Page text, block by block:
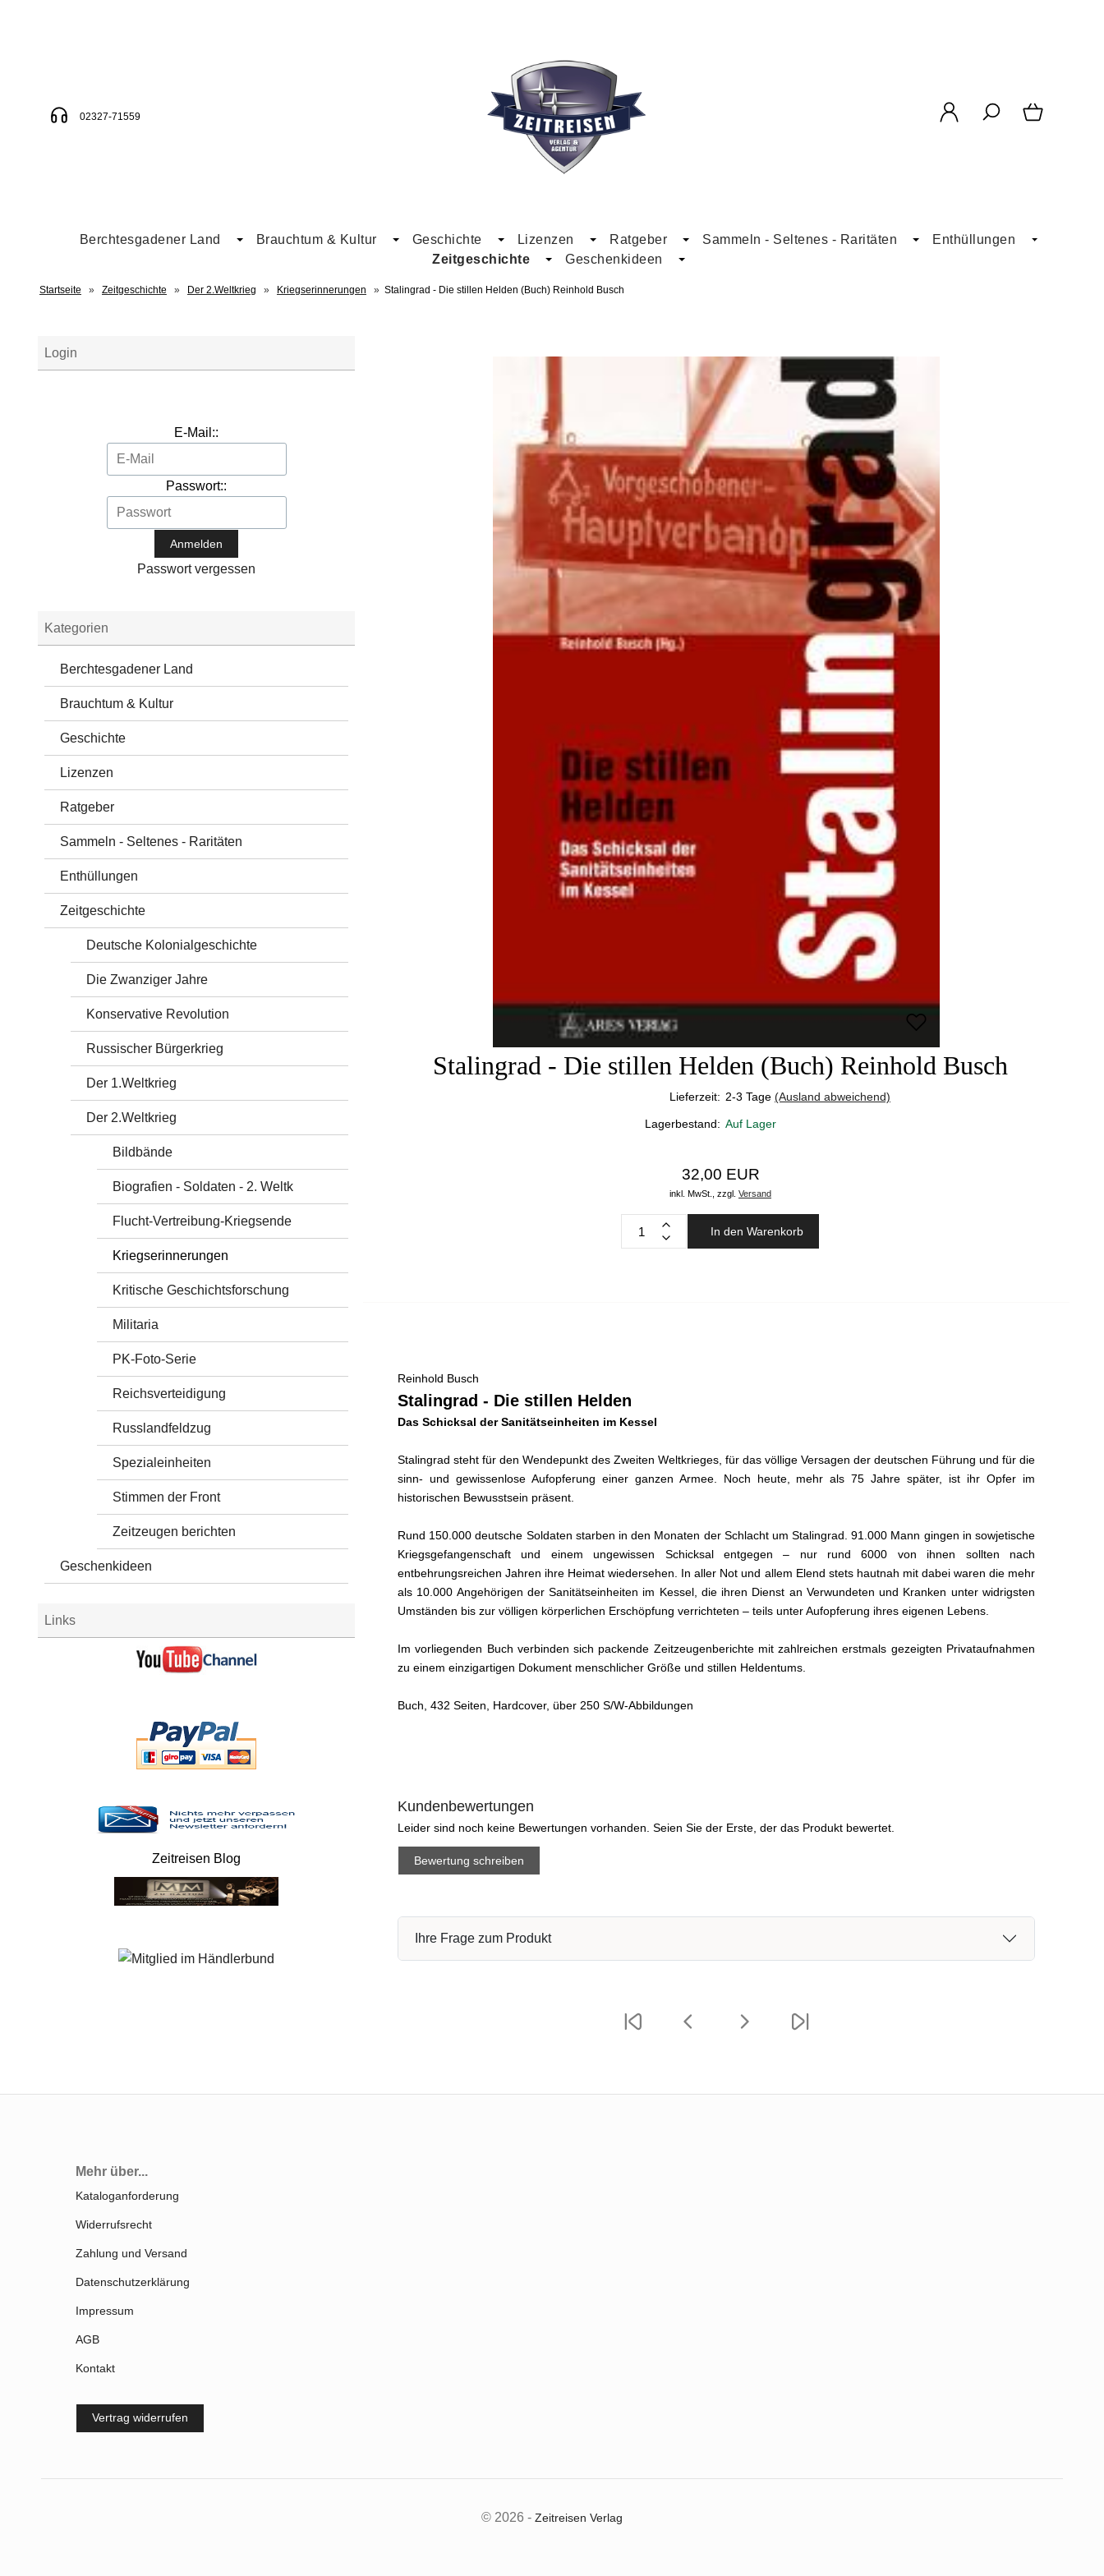
02327-71559
Berchtesgadener Land Brauchtum & Kultur Geschichte Lizenzen Ratgeber Sammeln - Seltenes - Raritäten
Enthüllungen
Zeitgeschichte
Geschenkideen
Startseite » Zeitgeschichte » Der 2.Weltkrieg » Kriegserinnerungen » Stalingrad - Die stillen Helden (Buch) Reinhold Busch
Login
E-Mail::
Passwort::
Passwort vergessen
Kategorien
Berchtesgadener Land
Brauchtum & Kultur
Geschichte
Lizenzen
Ratgeber
Sammeln - Seltenes - Raritäten
Enthüllungen
Zeitgeschichte
Deutsche Kolonialgeschichte
Die Zwanziger Jahre
Konservative Revolution
Russischer Bürgerkrieg
Der 1.Weltkrieg
Der 2.Weltkrieg
Bildbände
Biografien - Soldaten - 2. Weltk
Flucht-Vertreibung-Kriegsende
Kriegserinnerungen
Kritische Geschichtsforschung
Militaria
PK-Foto-Serie
Reichsverteidigung
Russlandfeldzug
Spezialeinheiten
Stimmen der Front
Zeitzeugen berichten
Geschenkideen
Links
Zeitreisen Blog
Stalingrad - Die stillen Helden (Buch) Reinhold Busch
Lieferzeit: 2-3 Tage (Ausland abweichend)
Lagerbestand: Auf Lager
32,00 EUR
inkl. MwSt., zzgl. Versand
In den Warenkorb
Reinhold Busch
Stalingrad - Die stillen Helden
Das Schicksal der Sanitätseinheiten im Kessel
Stalingrad steht für den Wendepunkt des Zweiten Weltkrieges, für das völlige Versagen der deutschen Führung und für die
sinn- und gewissenlose Aufopferung einer ganzen Armee. Noch heute, mehr als 75 Jahre später, ist ihr Opfer im
historischen Bewusstsein präsent.
Rund 150.000 deutsche Soldaten starben in den Monaten der Schlacht um Stalingrad. 91.000 Mann gingen in sowjetische
Kriegsgefangenschaft und einem ungewissen Schicksal entgegen – nur rund 6000 von ihnen sollten nach
entbehrungsreichen Jahren ihre Heimat wiedersehen. In aller Not und allem Elend stets hautnah mit dabei waren die mehr
als 10.000 Angehörigen der Sanitätseinheiten im Kessel, die ihren Dienst an Verwundeten und Kranken unter widrigsten
Umständen bis zur völligen körperlichen Erschöpfung verrichteten – teils unter Aufopferung ihres eigenen Lebens.
Im vorliegenden Buch verbinden sich packende Zeitzeugenberichte mit zahlreichen erstmals gezeigten Privataufnahmen
zu einem einzigartigen Dokument menschlicher Größe und stillen Heldentums.
Buch, 432 Seiten, Hardcover, über 250 S/W-Abbildungen
Kundenbewertungen
Leider sind noch keine Bewertungen vorhanden. Seien Sie der Erste, der das Produkt bewertet.
Bewertung schreiben
Ihre Frage zum Produkt
Mehr über...
Kataloganforderung
Widerrufsrecht
Zahlung und Versand
Datenschutzerklärung
Impressum
AGB
Kontakt
Vertrag widerrufen
© 2026 - Zeitreisen Verlag